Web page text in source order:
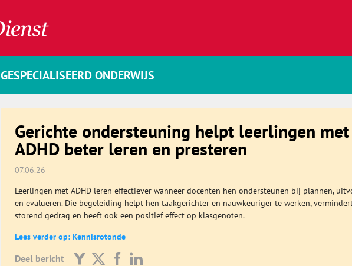
GESPECIALISEERD ONDERWIJS
Gerichte ondersteuning helpt leerlingen met
ADHD beter leren en presteren
07.06.26
Leerlingen met ADHD leren effectiever wanneer docenten hen ondersteunen bij plannen,
en evalueren. Die begeleiding helpt hen taakgerichter en nauwkeuriger te werken,
storend gedrag en heeft ook een positief effect op klasgenoten.
Lees verder op: Kennisrotonde
Deel bericht